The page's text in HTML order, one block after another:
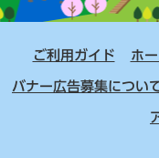
ご利用ガイド ホ
バナー広告募集につい